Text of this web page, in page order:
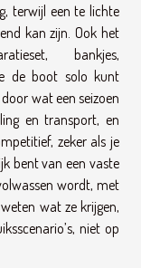
terwijl een te lichte
kan zijn. Ook het
bankjes,
de boot solo kunt
wat een seizoen
en transport, en
zeker als je
bent van een vaste
wordt, met
wat ze krijgen,
niet op